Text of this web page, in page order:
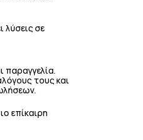
λύσεις σε
παραγγελία.
τους και
επίκαιρη